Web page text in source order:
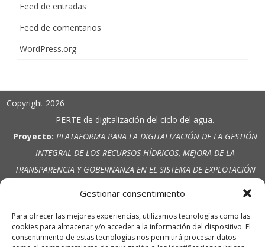
Gestionar consentimiento
Para ofrecer las mejores experiencias, utilizamos tecnologías como las
cookies para almacenar y/o acceder a la información del dispositivo. El
consentimiento de estas tecnologías nos permitirá procesar datos
Feed de entradas
Feed de comentarios
WordPress.org
Copyright 2026
PERTE de digitalización del ciclo del agua.
Proyecto: PLATAFORMA PARA LA DIGITALIZACIÓN DE LA GESTIÓN
INTEGRAL DE LOS RECURSOS HÍDRICOS, MEJORA DE LA
TRANSPARENCIA Y GOBERNANZA EN EL SISTEMA DE EXPLOTACIÓN
Entidad beneficiaria:C.R. El Pinar Alto
Cuantía de la Ayuda:150.519,58 €